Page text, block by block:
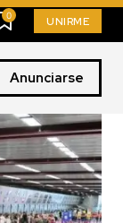
0 UNIRME
Anunciarse